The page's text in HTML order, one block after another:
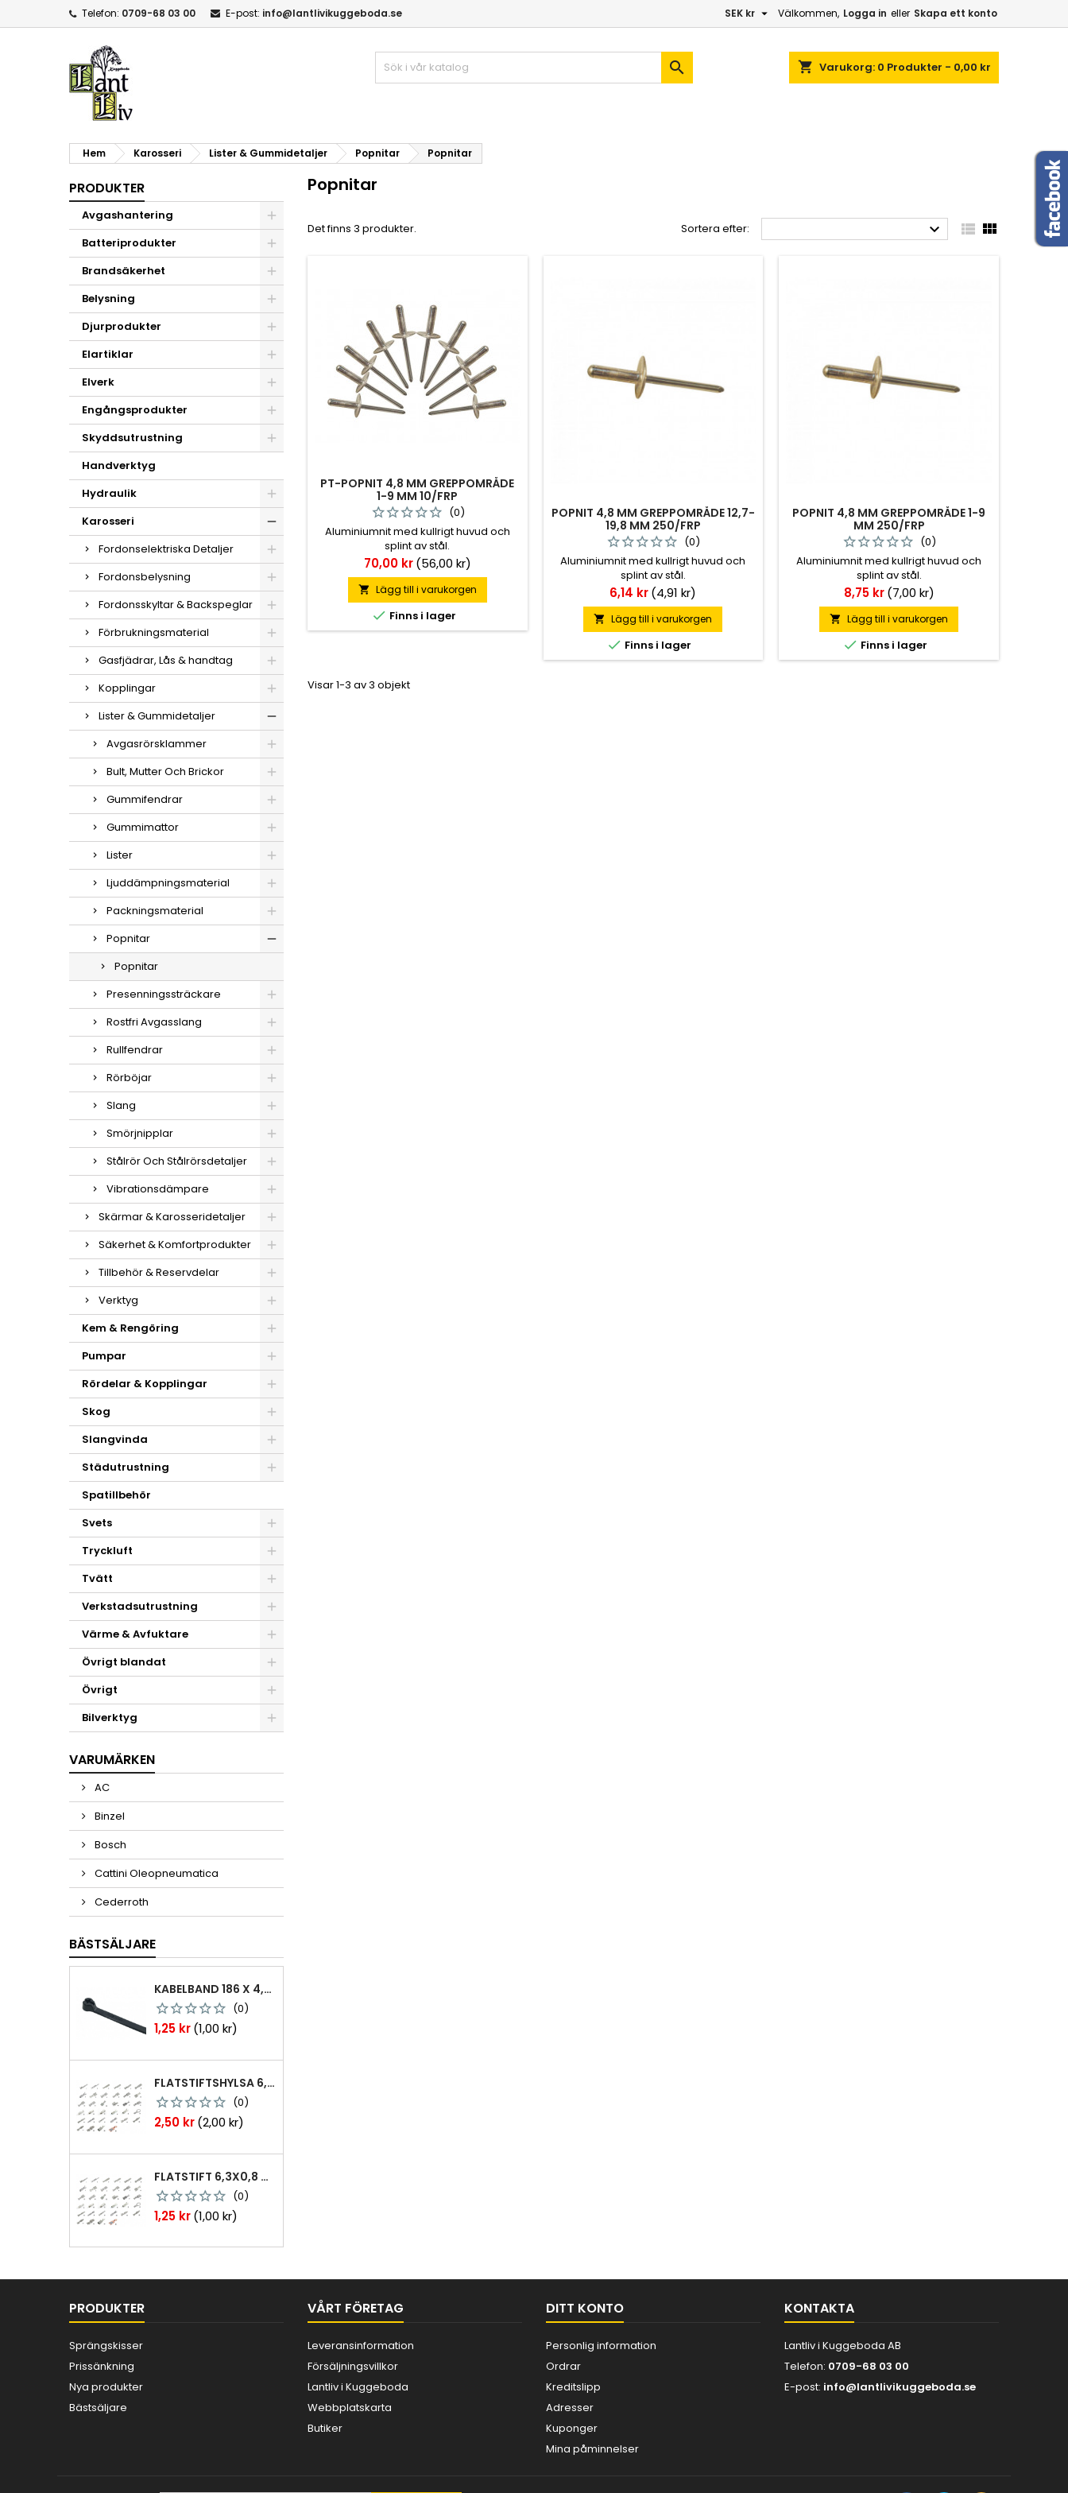
Telefon: 0709-68 03 00 E-post: info@lantlivikuggeboda.se Välkommen, Logga in eller Skapa ett konto
SEK kr 
shopping_cart Varukorg: 0 Produkter - 0,00 kr

Hem Karosseri Lister & Gummidetaljer Popnitar Popnitar
PRODUKTER
Avgashantering
Batteriprodukter
Brandsäkerhet
Belysning
Djurprodukter
Elartiklar
Elverk
Engångsprodukter
Skyddsutrustning
Handverktyg
Hydraulik
Karosseri
Fordonselektriska Detaljer
Fordonsbelysning
Fordonsskyltar & Backspeglar
Förbrukningsmaterial
Gasfjädrar, Lås & handtag
Kopplingar
Lister & Gummidetaljer
Avgasrörsklammer
Bult, Mutter Och Brickor
Gummifendrar
Gummimattor
Lister
Ljuddämpningsmaterial
Packningsmaterial
Popnitar
Popnitar
Presenningssträckare
Rostfri Avgasslang
Rullfendrar
Rörböjar
Slang
Smörjnipplar
Stålrör Och Stålrörsdetaljer
Vibrationsdämpare
Skärmar & Karosseridetaljer
Säkerhet & Komfortprodukter
Tillbehör & Reservdelar
Verktyg
Kem & Rengöring
Pumpar
Rördelar & Kopplingar
Skog
Slangvinda
Städutrustning
Spatillbehör
Svets
Tryckluft
Tvätt
Verkstadsutrustning
Värme & Avfuktare
Övrigt blandat
Övrigt
Bilverktyg
VARUMÄRKEN
AC
Binzel
Bosch
Cattini Oleopneumatica
Cederroth
BÄSTSÄLJARE
KABELBAND 186 X 4,8MM TY25MX TY-RAP SVARTA 1000 ST
(0)
Pris
1,25 kr(1,00 kr)
FLATSTIFTSHYLSA 6,3X0,8 1,0-2,5 MM² 100ST NABB
(0)
Pris
2,50 kr(2,00 kr)
FLATSTIFT 6,3X0,8 M. NABB 1,0-2,5 MM2 100ST
(0)
Pris
1,25 kr(1,00 kr)
Popnitar
Det finns 3 produkter. Sortera efter:   
PT-POPNIT 4,8 MM GREPPOMRÅDE
1-9 MM 10/FRP
(0)
Aluminiumnit med kullrigt huvud och
splint av stål.
Pris
70,00 kr(56,00 kr)
 Lägg till i varukorgen
 Finns i lager
POPNIT 4,8 MM GREPPOMRÅDE 12,7-
19,8 MM 250/FRP
(0)
Aluminiumnit med kullrigt huvud och
splint av stål.
Pris
6,14 kr(4,91 kr)
 Lägg till i varukorgen
 Finns i lager
POPNIT 4,8 MM GREPPOMRÅDE 1-9
MM 250/FRP
(0)
Aluminiumnit med kullrigt huvud och
splint av stål.
Pris
8,75 kr (7,00 kr)
 Lägg till i varukorgen
 Finns i lager
Visar 1-3 av 3 objekt
PRODUKTER
Sprängskisser
Prissänkning
Nya produkter
Bästsäljare
VÅRT FÖRETAG
Leveransinformation
Försäljningsvillkor
Lantliv i Kuggeboda
Webbplatskarta
Butiker
DITT KONTO
Personlig information
Ordrar
Kreditslipp
Adresser
Kuponger
Mina påminnelser
KONTAKTA
Lantliv i Kuggeboda AB
Telefon: 0709-68 03 00
E-post: info@lantlivikuggeboda.se